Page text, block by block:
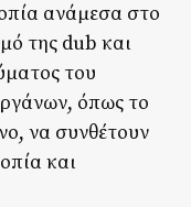
ανάμεσα στο
της dub και
του
όπως το
να συνθέτουν
και